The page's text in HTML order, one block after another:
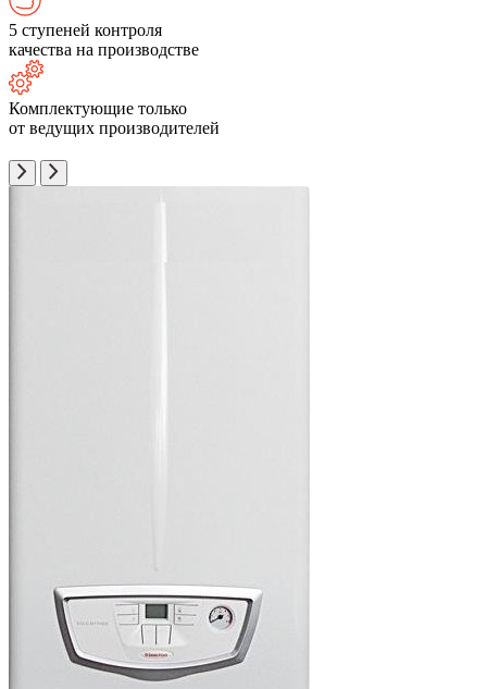
5 ступеней контроля
качества на производстве
Комплектующие только
от ведущих производителей